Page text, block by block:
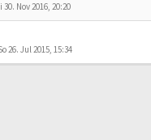
30. Nov 2016, 20:20
26. Jul 2015, 15:34